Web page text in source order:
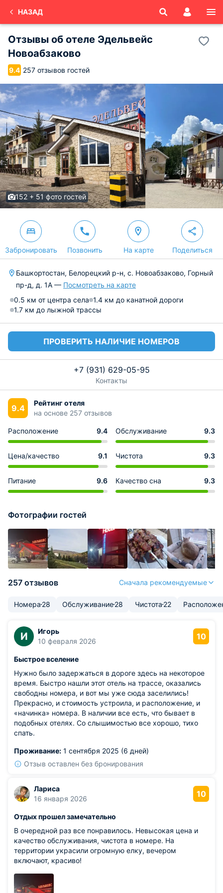
НАЗАД
Отзывы об отеле Эдельвейс
Новоабзаково
9.4 257 отзывов гостей
152 + 51 фото гостей
Забронировать Позвонить На карте Поделиться
Башкортостан, Белорецкий р-н, с. Новоабзаково, Горный
пр-д, д. 1A — Посмотреть на карте
0.5 км от центра села 1.4 км до канатной дороги
1.7 км до лыжной трассы
ПРОВЕРИТЬ НАЛИЧИЕ НОМЕРОВ
+7 (931) 629-05-95
Контакты
9.4
Рейтинг отеля
на основе 257 отзывов
Расположение 9.4 Обслуживание 9.3
Цена/качество 9.1 Чистота 9.3
Питание 9.6 Качество сна 9.3
Фотографии гостей
257 отзывов Сначала рекомендуемые
Номера 28 Обслуживание28 Чистота 22
И
Игорь
10 февраля 2026
10
Быстрое вселение
Нужно было задержаться в дороге здесь на некоторое
время. Быстро нашли этот отель на трассе, оказались
свободны номера, и вот мы уже сюда заселились!
Прекрасно, и стоимость устроила, и расположение, и
«начинка» номера. В наличии все есть, что бывает в
подобных отелях. Со слышимостью все хорошо, тихо
спать.
Проживание: 1 сентября 2025 (6 дней)
Отзыв оставлен без бронирования
Лариса
16 января 2026
10
Отдых прошел замечательно
В очередной раз все понравилось. Невысокая цена и
качество обслуживания, чистота в номере. На
территории украсили огромную елку, вечером
включают, красиво!